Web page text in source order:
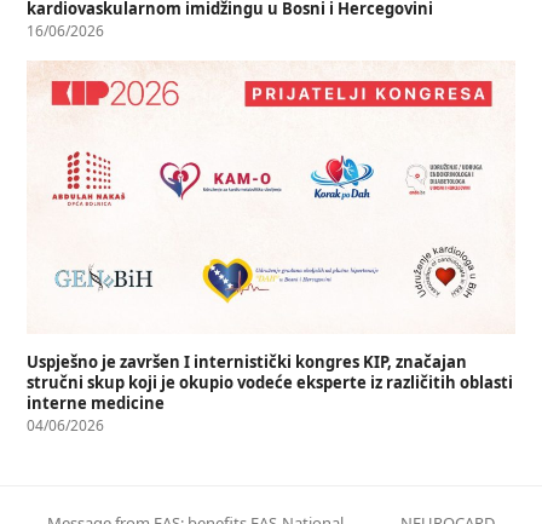
kardiovaskularnom imidžingu u Bosni i Hercegovini
16/06/2026
Uspješno je završen I internistički kongres KIP, značajan
stručni skup koji je okupio vodeće eksperte iz različitih oblasti
interne medicine
04/06/2026